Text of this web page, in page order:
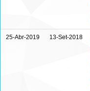
25-Abr-2019 13-Set-2018